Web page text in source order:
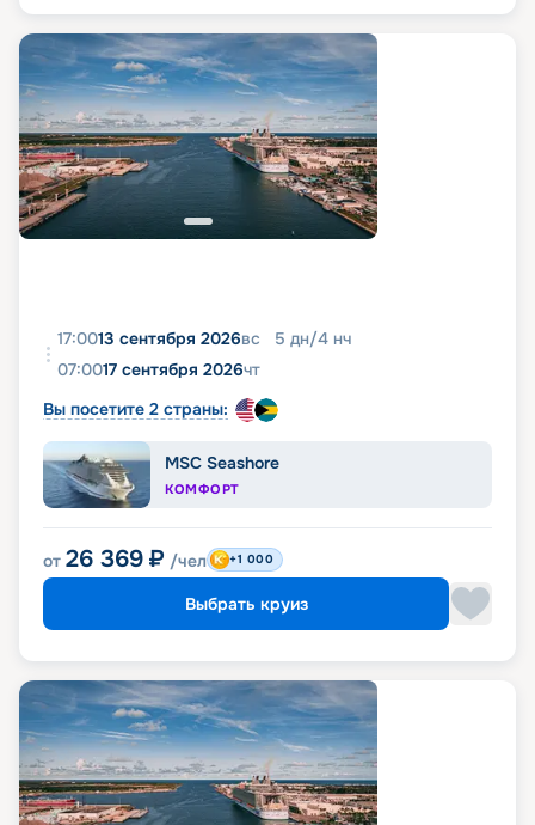
17:0013 сентября 2026вс 5 дн/4 нч
07:0017 сентября 2026чт
Вы посетите 2 страны:
MSC Seashore
КОМФОРТ
от 26 369 ₽ /чел +1 000
Выбрать круиз